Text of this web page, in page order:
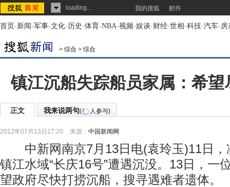
loading... 我的搜狐 邮件
首页-新闻-军事-文化-历史-体育-NBA-视频-娱谈-财经-世相-科技-汽车-房
> 综合 > 综合
镇江沉船失踪船员家属：希望
正文 我来说两句( 人参与)
2012年07月13日17:20 来源： 中国新闻网
中新网南京7月13日电(袁玲玉)11日，
镇江水域“长庆16号”遭遇沉没。13日，一
望政府尽快打捞沉船，搜寻遇难者遗体。